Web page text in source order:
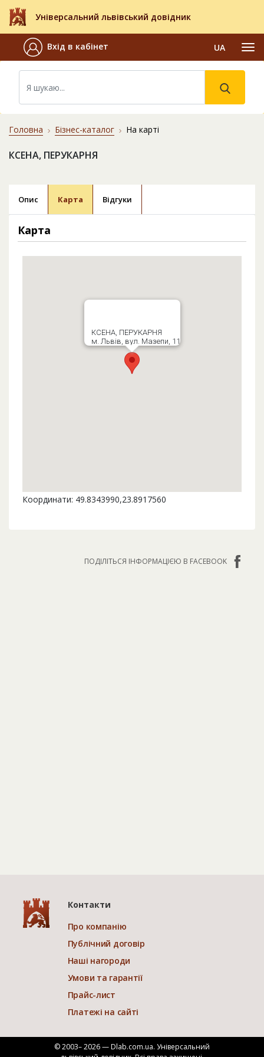
Універсальний львівський довідник
Вхід в кабінет UA
Головна Бізнес-каталог На карті
КСЕНА, ПЕРУКАРНЯ
Опис Карта Відгуки
Карта
КСЕНА, ПЕРУКАРНЯ
м. Львів, вул. Мазепи, 11
Координати: 49.8343990,23.8917560
ПОДІЛІТЬСЯ ІНФОРМАЦІЄЮ В FACEBOOK
Контакти
Про компанію
Публічний договір
Наші нагороди
Умови та гарантії
Прайс-лист
Платежі на сайті
© 2003– 2026 — Dlab.com.ua. Універсальний